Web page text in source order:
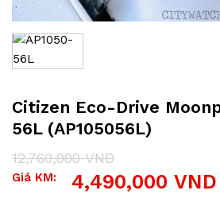
Citizen Eco-Drive
56L (AP105056L)
12,760,000VND
Giá
4,490,000 VND
Giá
Giá KM: